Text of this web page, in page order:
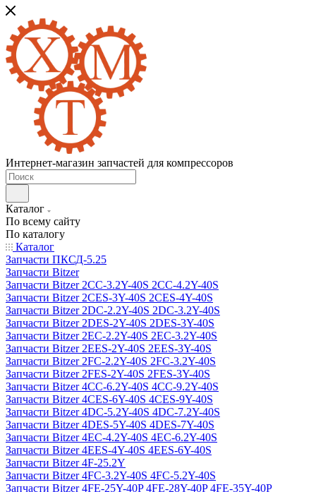
Интернет-магазин запчастей для компрессоров
Каталог
По всему сайту
По каталогу
Каталог
Запчасти ПКСД-5.25
Запчасти Bitzer
Запчасти Bitzer 2CC-3.2Y-40S 2CC-4.2Y-40S
Запчасти Bitzer 2CES-3Y-40S 2CES-4Y-40S
Запчасти Bitzer 2DC-2.2Y-40S 2DC-3.2Y-40S
Запчасти Bitzer 2DES-2Y-40S 2DES-3Y-40S
Запчасти Bitzer 2EC-2.2Y-40S 2EC-3.2Y-40S
Запчасти Bitzer 2EES-2Y-40S 2EES-3Y-40S
Запчасти Bitzer 2FC-2.2Y-40S 2FC-3.2Y-40S
Запчасти Bitzer 2FES-2Y-40S 2FES-3Y-40S
Запчасти Bitzer 4CC-6.2Y-40S 4CC-9.2Y-40S
Запчасти Bitzer 4CES-6Y-40S 4CES-9Y-40S
Запчасти Bitzer 4DC-5.2Y-40S 4DC-7.2Y-40S
Запчасти Bitzer 4DES-5Y-40S 4DES-7Y-40S
Запчасти Bitzer 4EC-4.2Y-40S 4EC-6.2Y-40S
Запчасти Bitzer 4EES-4Y-40S 4EES-6Y-40S
Запчасти Bitzer 4F-25.2Y
Запчасти Bitzer 4FC-3.2Y-40S 4FC-5.2Y-40S
Запчасти Bitzer 4FE-25Y-40P 4FE-28Y-40P 4FE-35Y-40P